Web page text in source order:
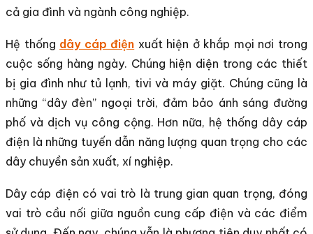
cả gia đình và ngành công nghiệp.
Hệ thống dây cáp điện xuất hiện ở khắp mọi nơi trong
cuộc sống hàng ngày. Chúng hiện diện trong các thiết
bị gia đình như tủ lạnh, tivi và máy giặt. Chúng cũng là
những “dây đèn” ngoại trời, đảm bảo ánh sáng đường
phố và dịch vụ công cộng. Hơn nữa, hệ thống dây cáp
điện là những tuyến dẫn năng lượng quan trọng cho các
dây chuyền sản xuất, xí nghiệp.
Dây cáp điện có vai trò là trung gian quan trọng, đóng
vai trò cầu nối giữa nguồn cung cấp điện và các điểm